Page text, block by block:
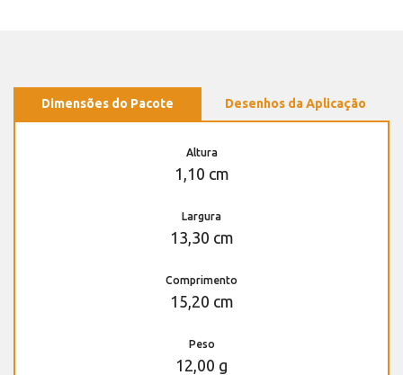
Dimensões do Pacote Desenhos da Aplicação
Altura
1,10 cm
Largura
13,30 cm
Comprimento
15,20 cm
Peso
12,00 g